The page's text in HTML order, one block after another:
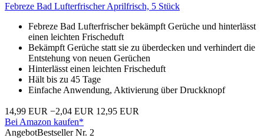
Febreze Bad Lufterfrischer Aprilfrisch, 5 Stück
Febreze Bad Lufterfrischer bekämpft Gerüche und hinterlässt
einen leichten Frischeduft
Bekämpft Gerüche statt sie zu überdecken und verhindert die
Entstehung von neuen Gerüchen
Hinterlässt einen leichten Frischeduft
Hält bis zu 45 Tage
Einfache Anwendung, Aktivierung über Druckknopf
14,99 EUR −2,04 EUR 12,95 EUR
Bei Amazon kaufen*
AngebotBestseller Nr. 2